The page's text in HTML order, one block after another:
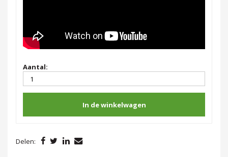
Aantal:
In de winkelwagen
Delen: